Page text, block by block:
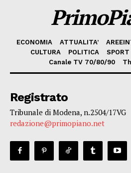
ECONOMIA ATTUALITA’
CULTURA
POLITICA SPORT
Canale TV 70/80/90
Registrato
Tribunale di Modena, n.2504/17VG
redazione@primopiano.net